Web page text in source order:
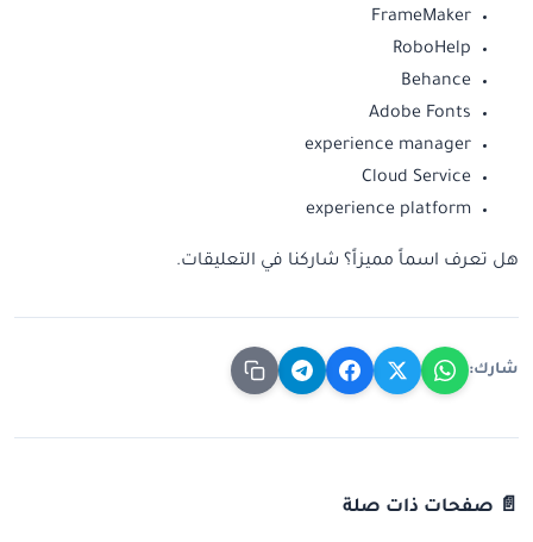
FrameMaker
RoboHelp
Behance
Adobe Fonts
experience manager
Cloud Service
experience platform
هل تعرف اسماً مميزاً؟ شاركنا في التعليقات.
شارك:
📄 صفحات ذات صلة